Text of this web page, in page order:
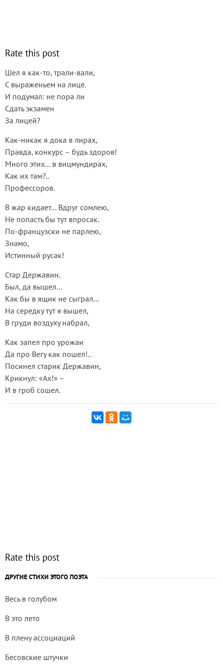
Rate this post
Шел я как-то, трали-вали,
С выраженьем на лице.
И подумал: не пора ли
Сдать экзамен
За лицей?
Как-никак я дока в лирах,
Правда, конкурс – будь здоров!
Много этих… в вицмундирах,
Как их там?..
Профессоров.
В жар кидает… Вдруг сомлею,
Не попасть бы тут впросак.
По-французски не парлею,
Знамо,
Истинный русак!
Стар Державин.
Был, да вышел…
Как бы в ящик не сыграл…
На середку тут я вышел,
В груди воздуху набрал,
Как запел про урожаи
Да про Вегу как пошел!..
Посинел старик Державин,
Крикнул: «Ах!» –
И в гроб сошел.
Rate this post
ДРУГИЕ СТИХИ ЭТОГО ПОЭТА
Весь в голубом
В это лето
В плену ассоциаций
Бесовские штучки